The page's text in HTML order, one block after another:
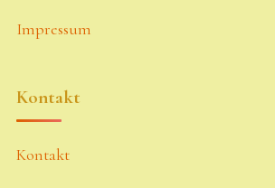
Impressum
Kontakt
Kontakt